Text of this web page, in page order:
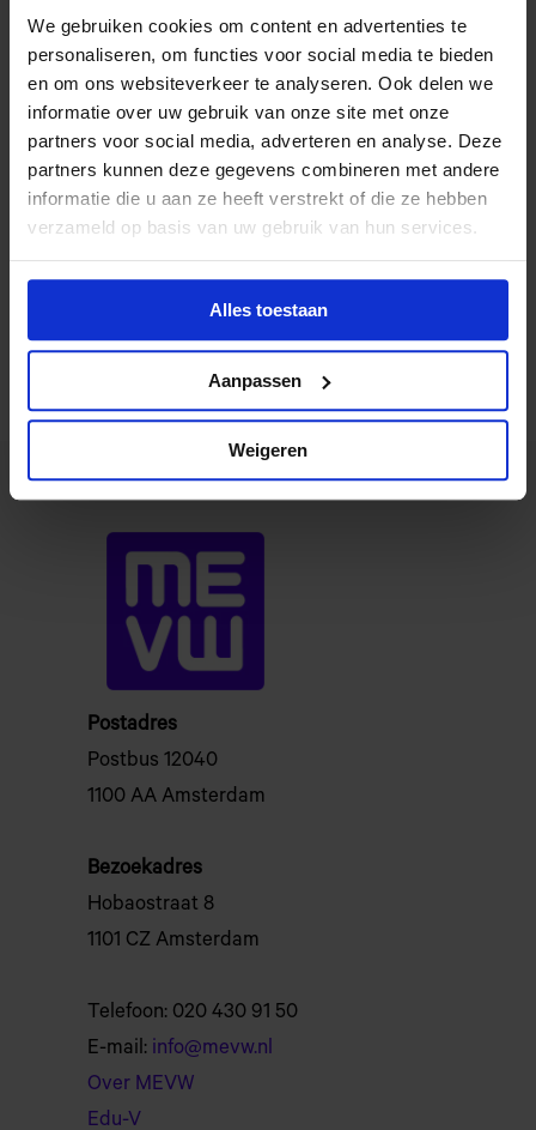
We gebruiken cookies om content en advertenties te
personaliseren, om functies voor social media te bieden
en om ons websiteverkeer te analyseren. Ook delen we
informatie over uw gebruik van onze site met onze
partners voor social media, adverteren en analyse. Deze
partners kunnen deze gegevens combineren met andere
informatie die u aan ze heeft verstrekt of die ze hebben
verzameld op basis van uw gebruik van hun services.
Alles toestaan
Aanpassen
Weigeren
Maarten
Contact
Postadres
Postbus 12040
1100 AA Amsterdam
Bezoekadres
Hobaostraat 8
1101 CZ Amsterdam
Telefoon: 020 430 91 50
E-mail: info@mevw.nl
Over MEVW
Edu-V